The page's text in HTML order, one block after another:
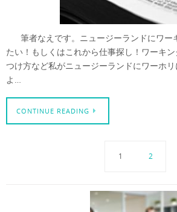
筆者なえです。ニュージーランドにワー
たい！もしくはこれから仕事探し！ワーキ
つけ方など私がニュージーランドにワーホ
よ…
CONTINUE READING
1 2